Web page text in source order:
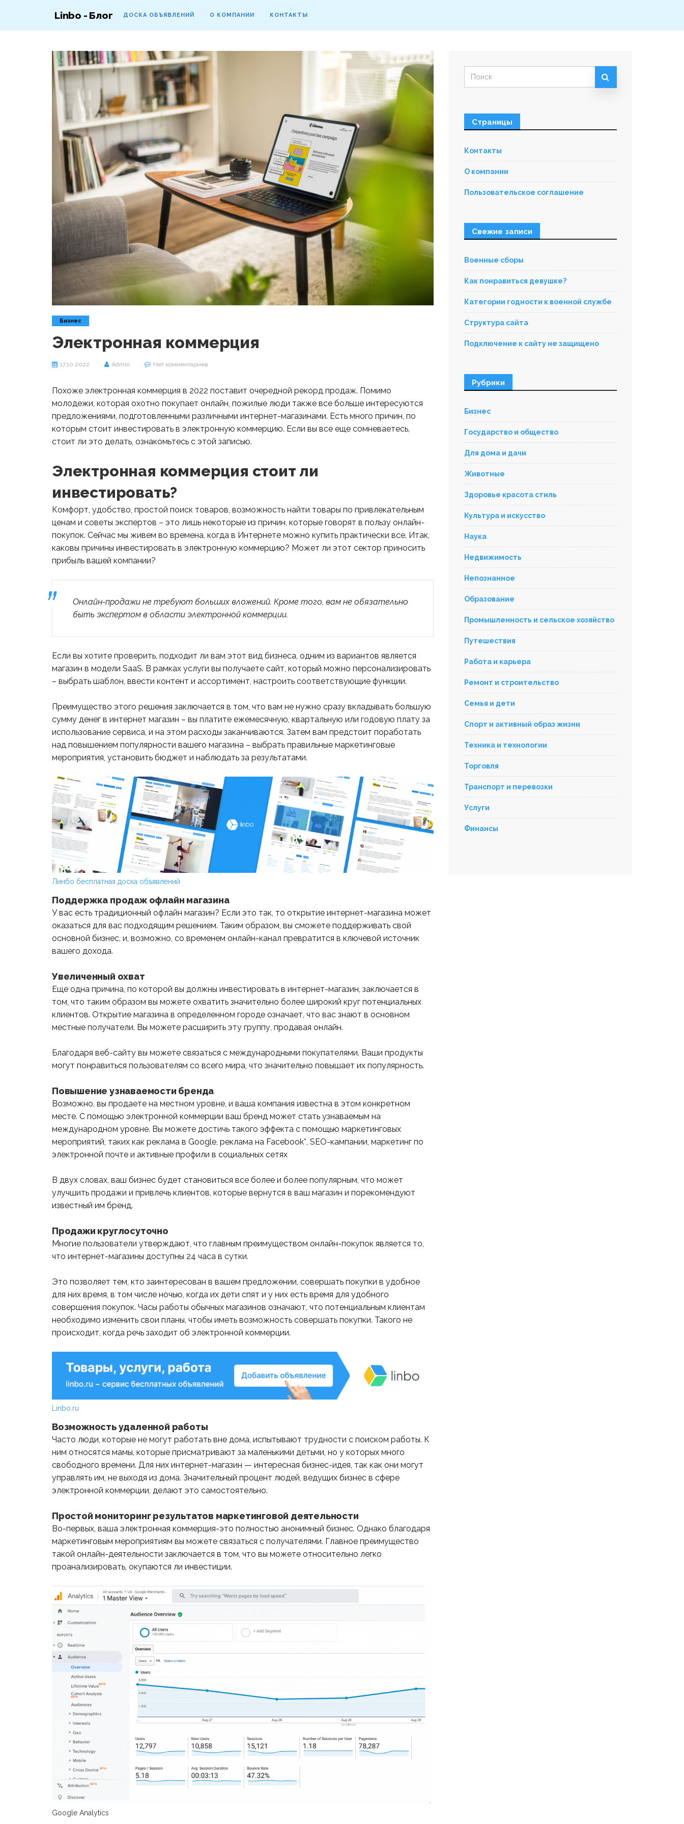
Linbo - Блог ДОСКА ОБЪЯВЛЕНИЙ О КОМПАНИИ КОНТАКТЫ
Бизнес
Электронная коммерция
17.10.2022 Admin Нет комментариев
Похоже электронная коммерция в 2022 поставит очередной рекорд продаж. Помимо
молодежи, которая охотно покупает онлайн, пожилые люди также все больше интересуются
предложениями, подготовленными различными интернет-магазинами. Есть много причин, по
которым стоит инвестировать в электронную коммерцию. Если вы все еще сомневаетесь,
стоит ли это делать, ознакомьтесь с этой записью.
Электронная коммерция стоит ли
инвестировать?
Комфорт, удобство, простой поиск товаров, возможность найти товары по привлекательным
ценам и советы экспертов – это лишь некоторые из причин, которые говорят в пользу онлайн-
покупок. Сейчас мы живем во времена, когда в Интернете можно купить практически все. Итак,
каковы причины инвестировать в электронную коммерцию? Может ли этот сектор приносить
прибыль вашей компании?
Онлайн-продажи не требуют больших вложений. Кроме того, вам не обязательно
быть экспертом в области электронной коммерции.
Если вы хотите проверить, подходит ли вам этот вид бизнеса, одним из вариантов является
магазин в модели SaaS. В рамках услуги вы получаете сайт, который можно персонализировать
– выбрать шаблон, ввести контент и ассортимент, настроить соответствующие функции.
Преимущество этого решения заключается в том, что вам не нужно сразу вкладывать большую
сумму денег в интернет магазин – вы платите ежемесячную, квартальную или годовую плату за
использование сервиса, и на этом расходы заканчиваются. Затем вам предстоит поработать
над повышением популярности вашего магазина – выбрать правильные маркетинговые
мероприятия, установить бюджет и наблюдать за результатами.
Линбо бесплатная доска объявлений
Поддержка продаж офлайн магазина
У вас есть традиционный офлайн магазин? Если это так, то открытие интернет-магазина может
оказаться для вас подходящим решением. Таким образом, вы сможете поддерживать свой
основной бизнес, и, возможно, со временем онлайн-канал превратится в ключевой источник
вашего дохода.
Увеличенный охват
Еще одна причина, по которой вы должны инвестировать в интернет-магазин, заключается в
том, что таким образом вы можете охватить значительно более широкий круг потенциальных
клиентов. Открытие магазина в определенном городе означает, что вас знают в основном
местные получатели. Вы можете расширить эту группу, продавая онлайн.
Благодаря веб-сайту вы можете связаться с международными покупателями. Ваши продукты
могут понравиться пользователям со всего мира, что значительно повышает их популярность.
Повышение узнаваемости бренда
Возможно, вы продаете на местном уровне, и ваша компания известна в этом конкретном
месте. С помощью электронной коммерции ваш бренд может стать узнаваемым на
международном уровне. Вы можете достичь такого эффекта с помощью маркетинговых
мероприятий, таких как реклама в Google, реклама на Facebook*, SEO-кампании, маркетинг по
электронной почте и активные профили в социальных сетях
В двух словах, ваш бизнес будет становиться все более и более популярным, что может
улучшить продажи и привлечь клиентов, которые вернутся в ваш магазин и порекомендуют
известный им бренд.
Продажи круглосуточно
Многие пользователи утверждают, что главным преимуществом онлайн-покупок является то,
что интернет-магазины доступны 24 часа в сутки.
Это позволяет тем, кто заинтересован в вашем предложении, совершать покупки в удобное
для них время, в том числе ночью, когда их дети спят и у них есть время для удобного
совершения покупок. Часы работы обычных магазинов означают, что потенциальным клиентам
необходимо изменить свои планы, чтобы иметь возможность совершать покупки. Такого не
происходит, когда речь заходит об электронной коммерции.
Linbo.ru
Возможность удаленной работы
Часто люди, которые не могут работать вне дома, испытывают трудности с поиском работы. К
ним относятся мамы, которые присматривают за маленькими детьми, но у которых много
свободного времени. Для них интернет-магазин — интересная бизнес-идея, так как они могут
управлять им, не выходя из дома. Значительный процент людей, ведущих бизнес в сфере
электронной коммерции, делают это самостоятельно.
Простой мониторинг результатов маркетинговой деятельности
Во-первых, ваша электронная коммерция-это полностью анонимный бизнес. Однако благодаря
маркетинговым мероприятиям вы можете связаться с получателями. Главное преимущество
такой онлайн-деятельности заключается в том, что вы можете относительно легко
проанализировать, окупаются ли инвестиции.
Google Analytics
Страницы
Контакты
О компании
Пользовательское соглашение
Свежие записи
Военные сборы
Как понравиться девушке?
Категории годности к военной службе
Структура сайта
Подключение к сайту не защищено
Рубрики
Бизнес
Государство и общество
Для дома и дачи
Животные
Здоровье красота стиль
Культура и искусство
Наука
Недвижимость
Непознанное
Образование
Промышленность и сельское хозяйство
Путешествия
Работа и карьера
Ремонт и строительство
Семья и дети
Спорт и активный образ жизни
Техника и технологии
Торговля
Транспорт и перевозки
Услуги
Финансы